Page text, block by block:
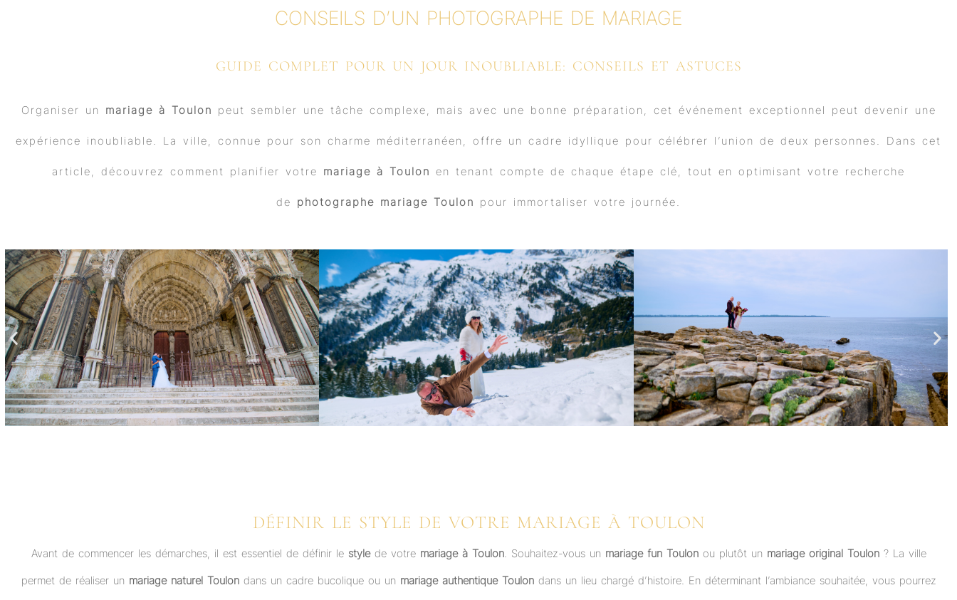
b
o
u
b
a
g
m
e
d
CONSEILS D’UN PHOTOGRAPHE DE MARIAGE
GUIDE COMPLET POUR UN JOUR INOUBLIABLE: CONSEILS ET ASTUCES
Organiser un mariage à Toulon peut sembler une tâche complexe, mais avec une bonne préparation, cet événement exceptionnel peut devenir une
expérience inoubliable. La ville, connue pour son charme méditerranéen, offre un cadre idyllique pour célébrer l’union de deux personnes. Dans cet
article, découvrez comment planifier votre mariage à Toulon en tenant compte de chaque étape clé, tout en optimisant votre recherche
de photographe mariage Toulon pour immortaliser votre journée.
DÉFINIR LE STYLE DE VOTRE MARIAGE À TOULON
Avant de commencer les démarches, il est essentiel de définir le stylede votre mariage à Toulon. Souhaitez-vous un mariage fun Toulonou plutôt un mariage original Toulon? La ville
permet de réaliser un mariage naturel Toulondans un cadre bucolique ou un mariage authentique Toulondans un lieu chargé d’histoire. En déterminant l’ambiance souhaitée, vous pourrez